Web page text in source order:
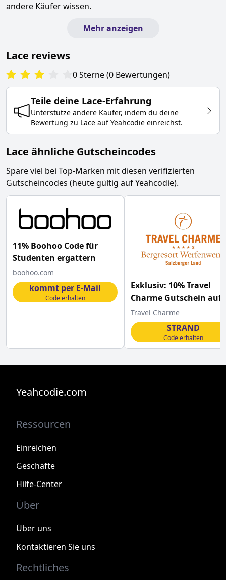
andere Käufer wissen.
Mehr anzeigen
Lace reviews
0Sterne(0 Bewertungen)
Teile deine Lace-Erfahrung
Unterstütze andere Käufer, indem du deine
Bewertung zu Lace auf Yeahcodie einreichst.
Lace ähnliche Gutscheincodes
Spare viel bei Top-Marken mit diesen verifizierten
Gutscheincodes (heute gültig auf Yeahcodie).
11% Boohoo Code für
Studenten ergattern
boohoo.com
kommt per E-Mail
Code erhalten
Exklusiv: 10% Travel
Charme Gutschein auf
Strandhotel Bansin
Travel Charme
STRAND
Code erhalten
Yeahcodie.com
Ressourcen
Einreichen
Geschäfte
Hilfe-Center
Über
Über uns
Kontaktieren Sie uns
Rechtliches